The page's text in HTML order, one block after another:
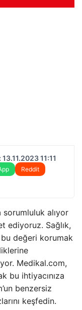
11:11
Reddit
sorumluluk alıyor
ediyoruz. Sağlık,
bu değeri korumak
Medikal.com,
bu ihtiyacınıza
benzersiz
keşfedin.